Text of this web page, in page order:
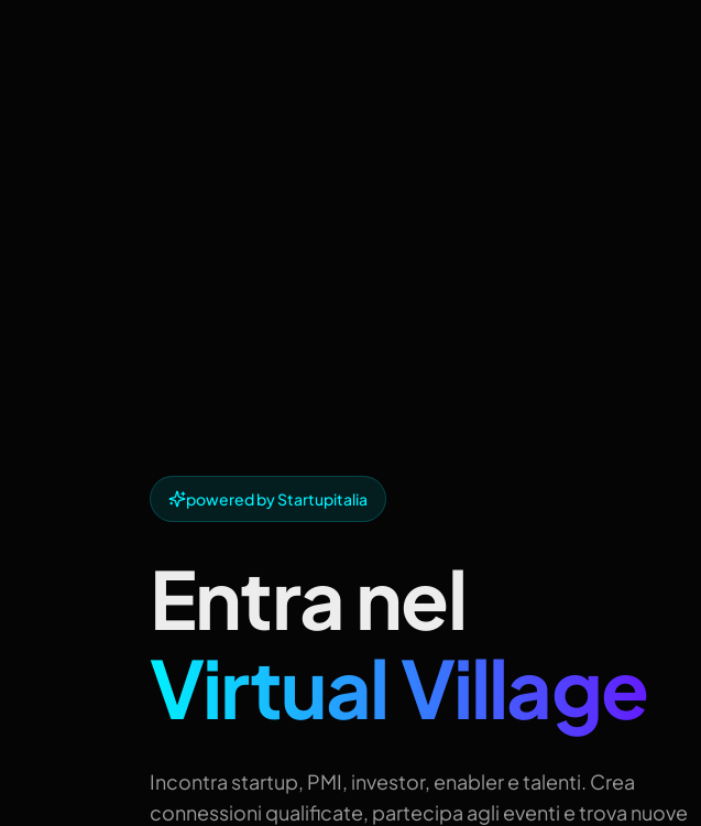
powered by Startupitalia
Entra nel
Virtual Village
Incontra startup, PMI, investor, enabler e talenti. Crea
connessioni qualificate, partecipa agli eventi e trova nuove